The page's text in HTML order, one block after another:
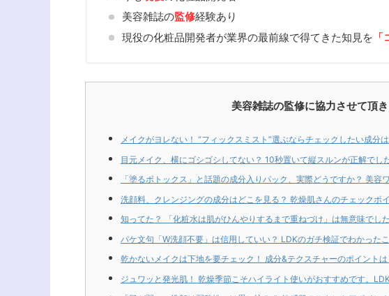
美容雑誌の監修経験あり
現役の化粧品開発者が業界の最前線で得てきた知見を
美容雑誌の監修に協力させて頂き
メイクがヨレない！ “フィックスミスト”選ぶならチェックしたい成分
目元メイク、横にゴシゴシしてない？ 10秒置いて縦スルンが正解でし
「塗るボトックス」と話題の成分入りパック、実際どうですか？ 美容
洗顔料、クレンジングの成分はどこを見る？ 乾燥肌さんのチェックポ
知ってた？ 「化粧水は肌がひんやりするまで重ねづけ」は無意味でし
パケ文句「W洗顔不要」は信用していい？ LDKのガチ検証でわかった
乾かないメイクは下地を要チェック！ 成分&テクスチャーのポイント
ジュワッと発光肌！ 乾燥季節こそハイライト使いがおすすめです。